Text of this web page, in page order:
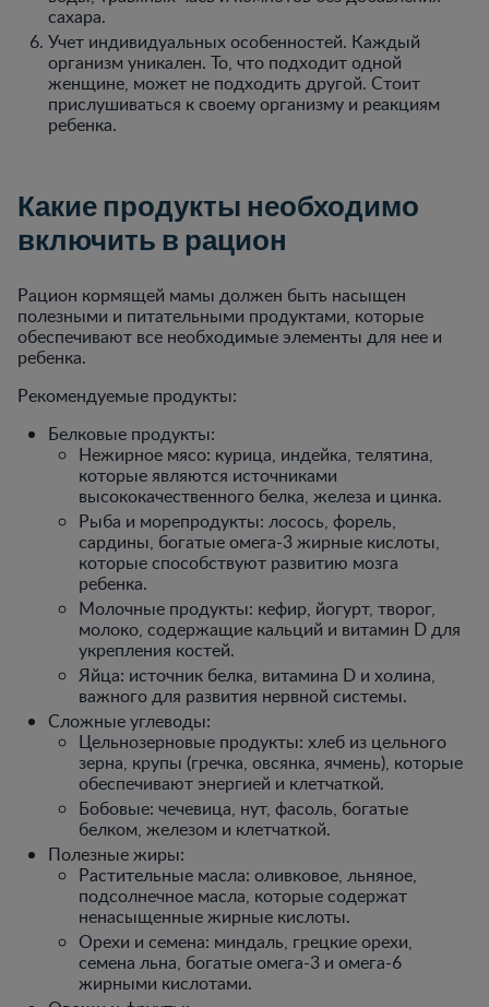
сахара.
Учет индивидуальных особенностей. Каждый
организм уникален. То, что подходит одной
женщине, может не подходить другой. Стоит
прислушиваться к своему организму и реакциям
ребенка.
Какие продукты необходимо
включить в рацион
Рацион кормящей мамы должен быть насыщен
полезными и питательными продуктами, которые
обеспечивают все необходимые элементы для нее и
ребенка.
Рекомендуемые продукты:
Белковые продукты:
Нежирное мясо: курица, индейка, телятина,
которые являются источниками
высококачественного белка, железа и цинка.
Рыба и морепродукты: лосось, форель,
сардины, богатые омега-3 жирные кислоты,
которые способствуют развитию мозга
ребенка.
Молочные продукты: кефир, йогурт, творог,
молоко, содержащие кальций и витамин D для
укрепления костей.
Яйца: источник белка, витамина D и холина,
важного для развития нервной системы.
Сложные углеводы:
Цельнозерновые продукты: хлеб из цельного
зерна, крупы (гречка, овсянка, ячмень), которые
обеспечивают энергией и клетчаткой.
Бобовые: чечевица, нут, фасоль, богатые
белком, железом и клетчаткой.
Полезные жиры:
Растительные масла: оливковое, льняное,
подсолнечное масла, которые содержат
ненасыщенные жирные кислоты.
Орехи и семена: миндаль, грецкие орехи,
семена льна, богатые омега-3 и омега-6
жирными кислотами.